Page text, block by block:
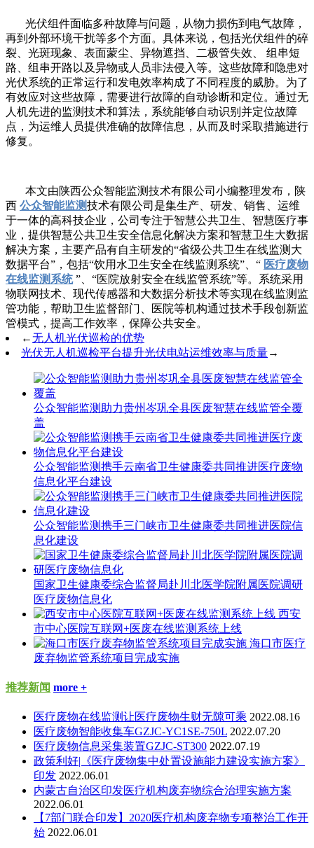
光伏组件面临多种故障与问题，从物力损伤到电气故障，
再到外部环境干扰等多个方面。具体来说，包括光伏组件的碎
裂、光斑现象、表面蒙尘、异物遮挡、二极管失效、 组串短
路、组串开路以及异物或人员非法侵入等。这些故障和隐患对
光伏系统的正常运行和发电效率构成了不同程度的威胁。为了
有效应对这些故障，需要进行故障的自动诊断和定位。通过无
人机先进的监测技术和算法，系统能够自动识别并定位故障
点，为运维人员提供准确的故障信息，从而及时采取措施进行
修复。
本文由陕西公众智能监测技术有限公司小编整理发布，陕
西 公众智能监测技术有限公司是集生产、研发、销售、运维
于一体的高科技企业，公司专注于智慧公共卫生、智慧医疗事
业，提供智慧公共卫生安全信息化解决方案和智慧卫生大数据
解决方案，主要产品有自主研发的“省级公共卫生在线监测大
数据平台”，包括“饮用水卫生安全在线监测系统”、“ 医疗废物
在线监测系统 ”、“医院放射安全在线监管系统”等。系统采用
物联网技术、现代传感器和大数据分析技术等实现在线监测监
管功能，帮助卫生监督部门、医院等机构通过技术手段创新监
管模式，提高工作效率，保障公共安全。
←无人机光伏巡检的优势
光伏无人机巡检平台提升光伏电站运维效率与质量→
公众智能监测助力贵州岑巩全县医废智慧在线监管全覆
盖
公众智能监测携手云南省卫生健康委共同推进医疗废物
信息化平台建设
公众智能监测携手三门峡市卫生健康委共同推进医院信
息化建设
国家卫生健康委综合监督局赴川北医学院附属医院调研
医疗废物信息化
西安
市中心医院互联网+医废在线监测系统上线
海口市医疗
废弃物监管系统项目完成实施
推荐新闻 more +
医疗废物在线监测让医疗废物生财无隙可乘 2022.08.16
医疗废物智能收集车GZJC-YC1SE-750L 2022.07.20
医疗废物信息采集装置GZJC-ST300 2022.07.19
政策利好|《医疗废物集中处置设施能力建设实施方案》
印发 2022.06.01
内蒙古自治区印发医疗机构废弃物综合治理实施方案
2022.06.01
【7部门联合印发】2020医疗机构废弃物专项整治工作开
始 2022.06.01